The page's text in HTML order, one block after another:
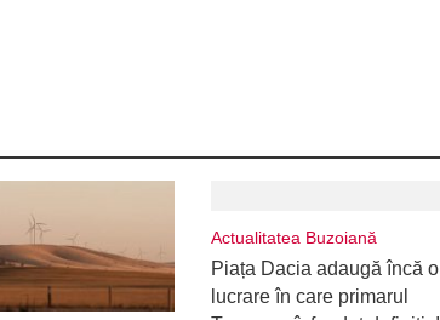
Actualitatea Buzoiană
Piața Dacia adaugă încă o
lucrare în care primarul